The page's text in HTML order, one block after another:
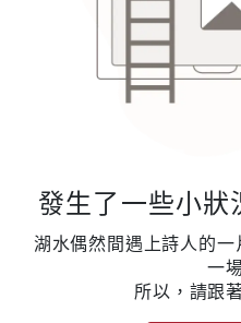
發生了一些小狀
湖水偶然間遇上詩人的
一
所以，請跟